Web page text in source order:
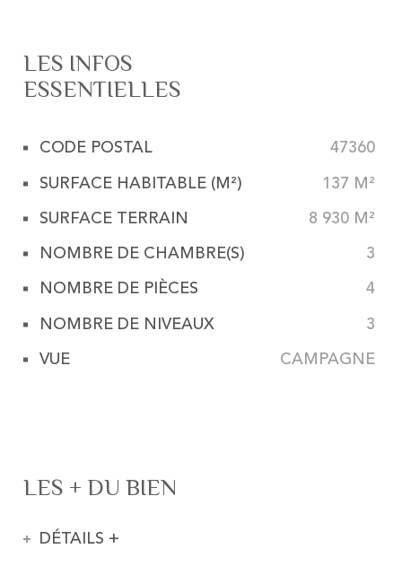
LES INFOS
ESSENTIELLES
Caractérisque Valeurs
CODE POSTAL 47360
SURFACE HABITABLE (M²) 137 M²
SURFACE TERRAIN 8 930 M²
NOMBRE DE CHAMBRE(S) 3
NOMBRE DE PIÈCES 4
NOMBRE DE NIVEAUX 3
VUE CAMPAGNE
LES + DU BIEN
DÉTAILS +